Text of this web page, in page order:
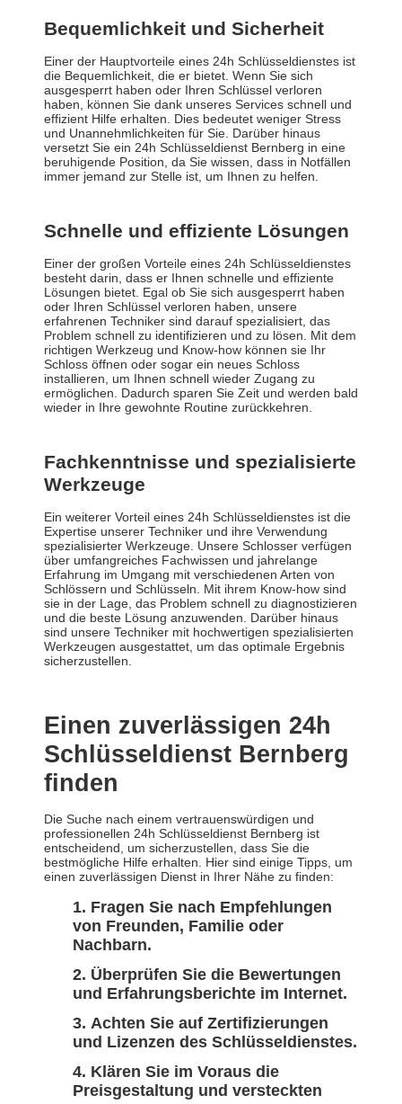
Bequemlichkeit und Sicherheit
Einer der Hauptvorteile eines 24h Schlüsseldienstes ist
die Bequemlichkeit, die er bietet. Wenn Sie sich
ausgesperrt haben oder Ihren Schlüssel verloren
haben, können Sie dank unseres Services schnell und
effizient Hilfe erhalten. Dies bedeutet weniger Stress
und Unannehmlichkeiten für Sie. Darüber hinaus
versetzt Sie ein 24h Schlüsseldienst Bernberg in eine
beruhigende Position, da Sie wissen, dass in Notfällen
immer jemand zur Stelle ist, um Ihnen zu helfen.
Schnelle und effiziente Lösungen
Einer der großen Vorteile eines 24h Schlüsseldienstes
besteht darin, dass er Ihnen schnelle und effiziente
Lösungen bietet. Egal ob Sie sich ausgesperrt haben
oder Ihren Schlüssel verloren haben, unsere
erfahrenen Techniker sind darauf spezialisiert, das
Problem schnell zu identifizieren und zu lösen. Mit dem
richtigen Werkzeug und Know-how können sie Ihr
Schloss öffnen oder sogar ein neues Schloss
installieren, um Ihnen schnell wieder Zugang zu
ermöglichen. Dadurch sparen Sie Zeit und werden bald
wieder in Ihre gewohnte Routine zurückkehren.
Fachkenntnisse und spezialisierte
Werkzeuge
Ein weiterer Vorteil eines 24h Schlüsseldienstes ist die
Expertise unserer Techniker und ihre Verwendung
spezialisierter Werkzeuge. Unsere Schlosser verfügen
über umfangreiches Fachwissen und jahrelange
Erfahrung im Umgang mit verschiedenen Arten von
Schlössern und Schlüsseln. Mit ihrem Know-how sind
sie in der Lage, das Problem schnell zu diagnostizieren
und die beste Lösung anzuwenden. Darüber hinaus
sind unsere Techniker mit hochwertigen spezialisierten
Werkzeugen ausgestattet, um das optimale Ergebnis
sicherzustellen.
Einen zuverlässigen 24h
Schlüsseldienst Bernberg
finden
Die Suche nach einem vertrauenswürdigen und
professionellen 24h Schlüsseldienst Bernberg ist
entscheidend, um sicherzustellen, dass Sie die
bestmögliche Hilfe erhalten. Hier sind einige Tipps, um
einen zuverlässigen Dienst in Ihrer Nähe zu finden:
Fragen Sie nach Empfehlungen
von Freunden, Familie oder
Nachbarn.
Überprüfen Sie die Bewertungen
und Erfahrungsberichte im Internet.
Achten Sie auf Zertifizierungen
und Lizenzen des Schlüsseldienstes.
Klären Sie im Voraus die
Preisgestaltung und versteckten